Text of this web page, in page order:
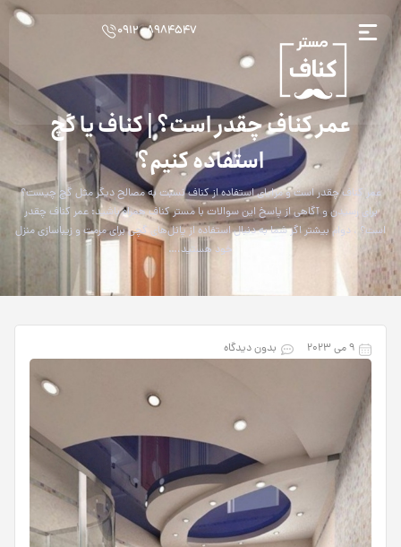
8984547 - 0912
عمر کناف چقدر است؟ | کناف یا گچ
استفاده کنیم؟
عمر کناف چقدر است و مزایای استفاده از کناف نسبت به مصالح دیگر مثل گچ چیست؟
برای رسیدن و آگاهی از پاسخ این سوالات با مستر کناف همراه باشید: عمر کناف چقدر
است؟ ، دوام بیشتر اگر شما به دنبال استفاده از پانل‌های گچی برای مرمت و زیباسازی منزل
خود هستید،…
9 می 2023 بدون دیدگاه